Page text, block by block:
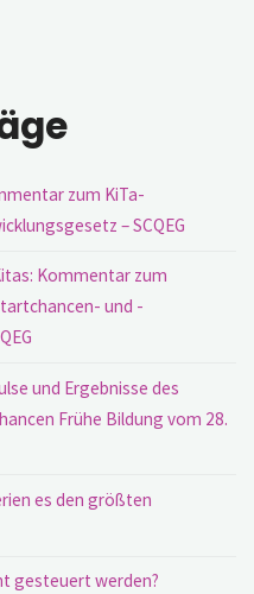
zum KiTa-
– SCQEG
Kommentar zum
und -
und Ergebnisse des
Frühe Bildung vom 28.
es den größten
gesteuert werden?